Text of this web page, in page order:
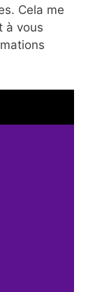
Cela me
à vous